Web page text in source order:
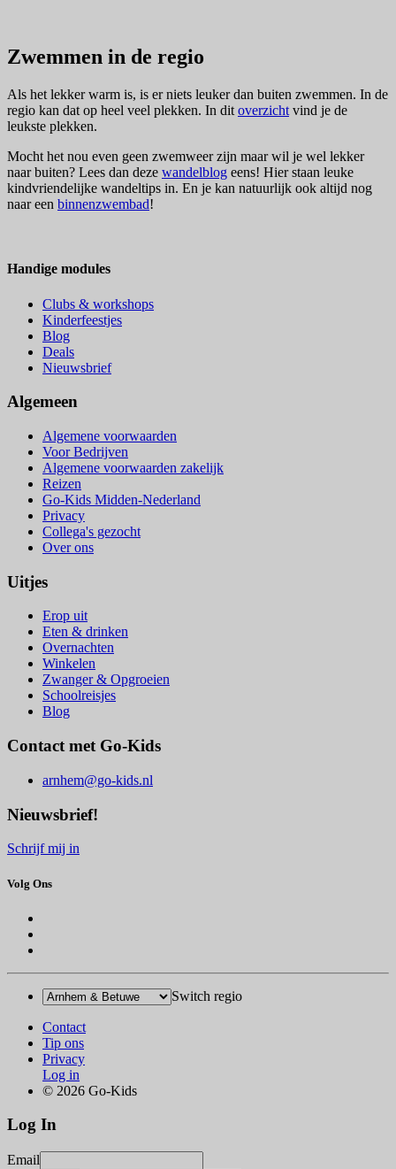
Zwemmen in de regio
Als het lekker warm is, is er niets leuker dan buiten zwemmen. In de
regio kan dat op heel veel plekken. In dit overzicht vind je de
leukste plekken.
Mocht het nou even geen zwemweer zijn maar wil je wel lekker
naar buiten? Lees dan deze wandelblog eens! Hier staan leuke
kindvriendelijke wandeltips in. En je kan natuurlijk ook altijd nog
naar een binnenzwembad!
Handige modules
Clubs & workshops
Kinderfeestjes
Blog
Deals
Nieuwsbrief
Algemeen
Algemene voorwaarden
Voor Bedrijven
Algemene voorwaarden zakelijk
Reizen
Go-Kids Midden-Nederland
Privacy
Collega's gezocht
Over ons
Uitjes
Erop uit
Eten & drinken
Overnachten
Winkelen
Zwanger & Opgroeien
Schoolreisjes
Blog
Contact met Go-Kids
arnhem@go-kids.nl
Nieuwsbrief!
Schrijf mij in
Volg Ons
Switch regio
Contact
Tip ons
Privacy
Log in
© 2026 Go-Kids
Log In
Email